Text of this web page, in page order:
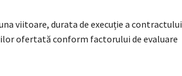
viitoare, durata de execuție a contractului
ofertată conform factorului de evaluare